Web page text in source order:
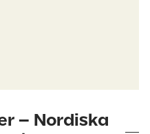
– Nordiska